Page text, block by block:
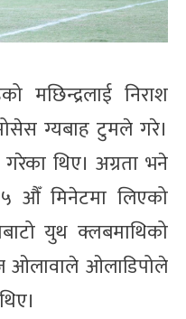
मछिन्द्रलाई निराश
ग्यबाह टुमले गरे।
थिए। अग्रता भने
औँ मिनेटमा लिएको
युथ क्लबमाथिको
ओलावाले ओलाडिपोले